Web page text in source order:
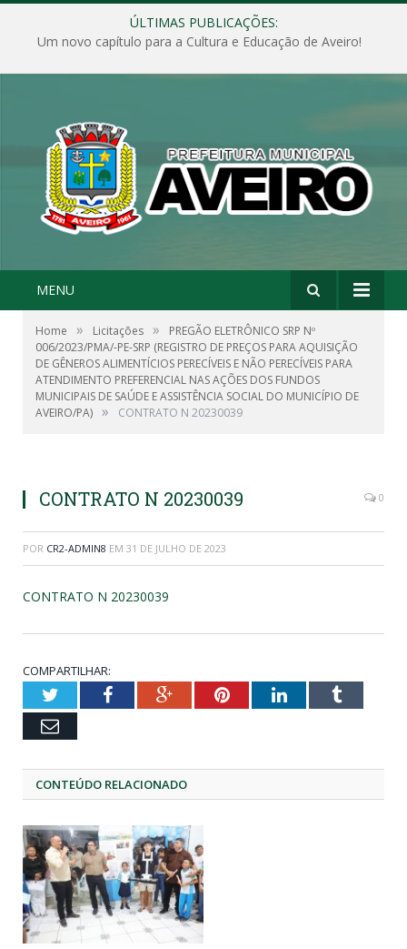
ÚLTIMAS PUBLICAÇÕES:
Um novo capítulo para a Cultura e Educação de Aveiro!
MENU
Home » Licitações »
PREGÃO ELETRÔNICO SRP Nº
006/2023/PMA/-PE-SRP (REGISTRO DE PREÇOS PARA AQUISIÇÃO
DE GÊNEROS ALIMENTÍCIOS PERECÍVEIS E NÃO PERECÍVEIS PARA
ATENDIMENTO PREFERENCIAL NAS AÇÕES DOS FUNDOS
MUNICIPAIS DE SAÚDE E ASSISTÊNCIA SOCIAL DO MUNICÍPIO DE
AVEIRO/PA) » CONTRATO N 20230039
CONTRATO N 20230039 0
POR CR2-ADMIN8 EM 31 DE JULHO DE 2023
CONTRATO N 20230039
COMPARTILHAR:
TwitterFacebookGoogle+PinterestLinkedInTumblr
Email
CONTEÚDO RELACIONADO